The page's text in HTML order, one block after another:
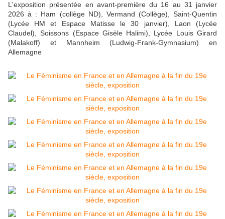
L'exposition présentée en avant-première du 16 au 31 janvier
2026 à : Ham (collège ND), Vermand (Collège), Saint-Quentin
(Lycée HM et Espace Matisse le 30 janvier), Laon (Lycée
Claudel), Soissons (Espace Gisèle Halimi), Lycée Louis Girard
(Malakoff) et Mannheim (Ludwig-Frank-Gymnasium) en
Allemagne